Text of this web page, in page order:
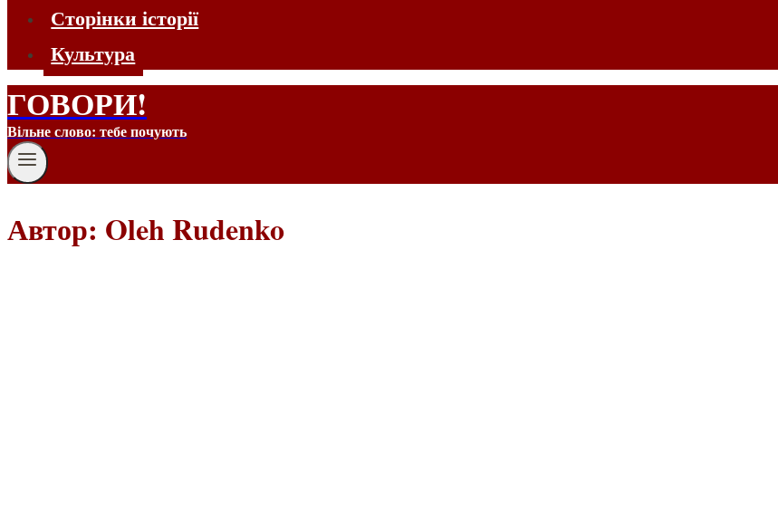
Сторінки історії
Культура
ГОВОРИ!
Вільне слово: тебе почують
Автор: Oleh Rudenko